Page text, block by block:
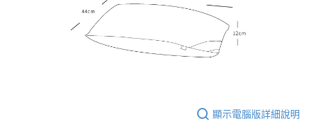
顯示電腦版詳細說明